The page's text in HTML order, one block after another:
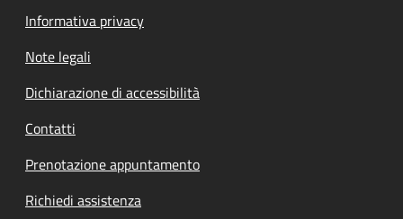
Informativa privacy
Note legali
Dichiarazione di accessibilità
Contatti
Prenotazione appuntamento
Richiedi assistenza